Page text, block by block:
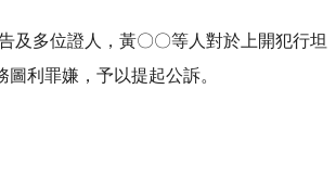
及多位證人，黃〇〇等人對於上開犯行坦
利罪嫌，予以提起公訴。